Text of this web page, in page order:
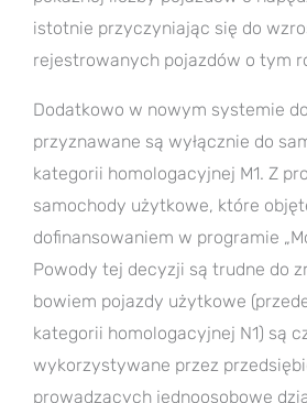
istotnie przyczyniając się do
rejestrowanych pojazdów o tym
Dodatkowo w nowym systemie
przyznawane są wyłącznie do
kategorii homologacyjnej M1. Z
samochody użytkowe, które
dofinansowaniem w programie
Powody tej decyzji są trudne do
bowiem pojazdy użytkowe
kategorii homologacyjnej N1) są
wykorzystywane przez
prowadzących jednoosobowe